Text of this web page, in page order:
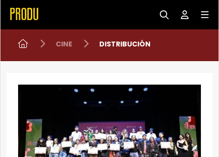
CINE DISTRIBUCIÓN